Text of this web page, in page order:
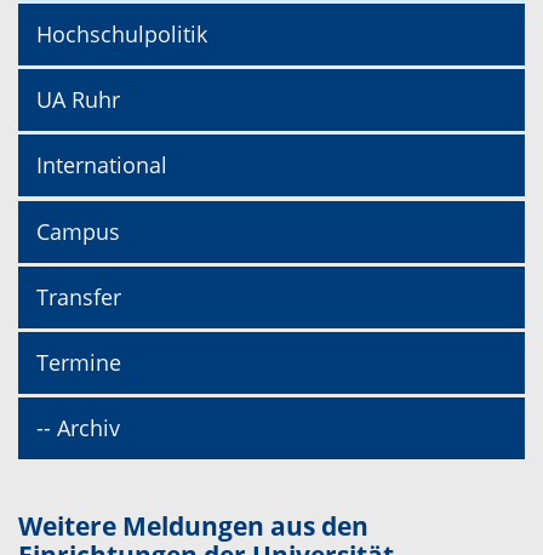
Hochschulpolitik
UA Ruhr
International
Campus
Transfer
Termine
-- Archiv
Weitere Meldungen aus den